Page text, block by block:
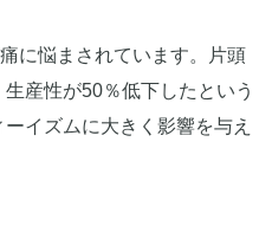
に悩まされています。片頭
産性が50％低下したという
イズムに大きく影響を与え